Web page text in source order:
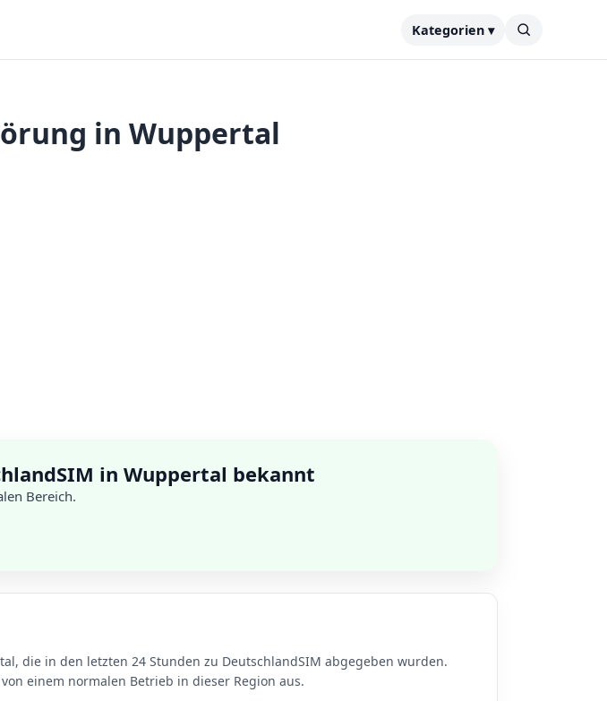
Kategorien ▾
in Wuppertal
in Wuppertal bekannt
Bereich.
die in den letzten 24 Stunden zu DeutschlandSIM abgegeben wurden.
einem normalen Betrieb in dieser Region aus.